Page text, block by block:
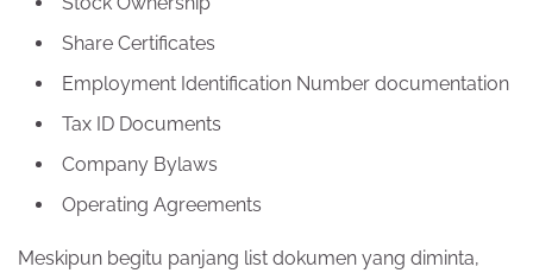
Share Certificates
Employment Identification Number documentation
Tax ID Documents
Company Bylaws
Operating Agreements
Meskipun begitu panjang list dokumen yang diminta,